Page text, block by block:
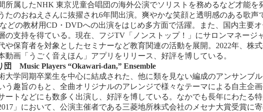
所属したNHK 東京児童合唱団の海外公演でソリストを務めるなど才能
たのおねえさんに抜擢され6年間出演。爽やかな笑顔と透明感のある歌声
どの教材用CD・DVDへの出演をはじめ多方面で活躍。また、国内主要
の支持を得ている。現在、フジTV「ノンストップ！」にサロンマネージ
や保育者を対象としたセミナーなど教育関連の活動を展開。2022年、株
動画「うごく音えほん」アプリをリリース、好評を博している。
団 Music Players “Okawari-dan,” Ensemble
大学同期卒業生を中心に結成された、他に類を見ない編成のアンサンブ
う趣旨のもと、全曲オリジナルのアレンジで様々なテーマによる自主企
ートなどにも数多く出演し、好評を博している。なかでも長年にわたる
」において、公演主催者である三菱地所株式会社のメセナ大賞受賞に寄